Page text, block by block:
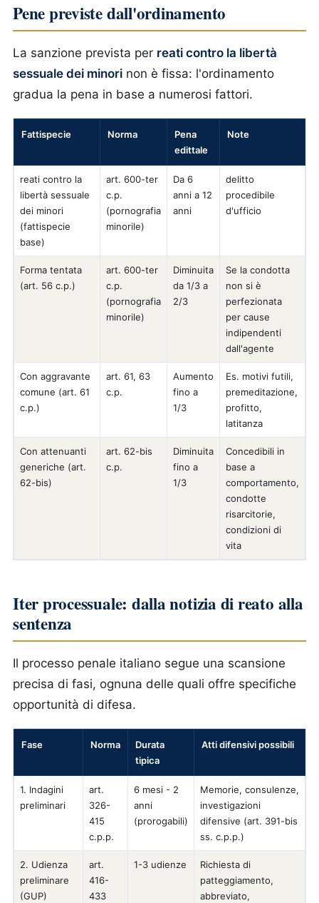
Pene previste dall'ordinamento
La sanzione prevista per reati contro la libertà
sessuale dei minori non è fissa: l'ordinamento
gradua la pena in base a numerosi fattori.
Fattispecie Norma
Pena
edittale
Note
reati contro la
libertà sessuale
dei minori
(fattispecie
base)
art. 600-ter
c.p.
(pornografia
minorile)
Da 6
anni a 12
anni
delitto
procedibile
d'ufficio
Forma tentata
(art. 56 c.p.)
art. 600-ter
c.p.
(pornografia
minorile)
Diminuita
da 1/3 a
2/3
Se la condotta
non si è
perfezionata
per cause
indipendenti
dall'agente
Con aggravante
comune (art. 61
c.p.)
art. 61, 63
c.p.
Aumento
fino a
1/3
Es. motivi futili,
premeditazione,
profitto,
latitanza
Con attenuanti
generiche (art.
62-bis)
art. 62-bis
c.p.
Diminuita
fino a
1/3
Concedibili in
base a
comportamento,
condotte
risarcitorie,
condizioni di
vita
Iter processuale: dalla notizia di reato alla
sentenza
Il processo penale italiano segue una scansione
precisa di fasi, ognuna delle quali offre specifiche
opportunità di difesa.
Fase Norma
Durata
tipica
Atti difensivi possibili
1. Indagini
preliminari
art.
326-
415
c.p.p.
6 mesi - 2
anni
(prorogabili)
Memorie, consulenze,
investigazioni
difensive (art. 391-bis
ss. c.p.p.)
2. Udienza
preliminare
(GUP)
art.
416-
433
1-3 udienze
Richiesta di
patteggiamento,
abbreviato,